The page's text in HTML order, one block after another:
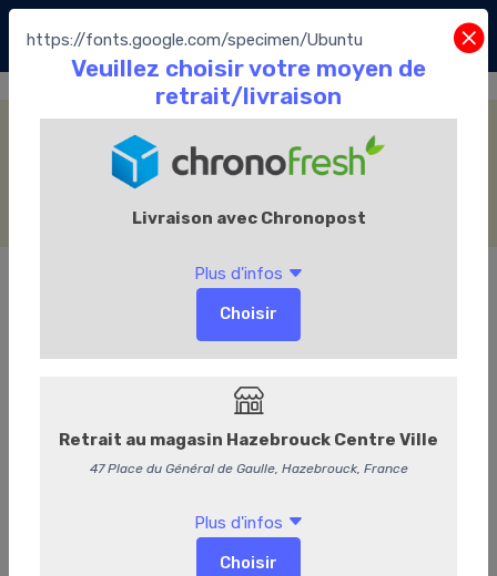
https://fonts.google.com/specimen/Ubuntu
Collection St-Valentin
Accueil La Boutique